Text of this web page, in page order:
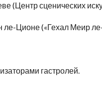
(Центр сценических
ле-Ционе («Гехал Меир
гастролей.